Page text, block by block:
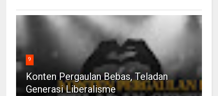
9
Konten Pergaulan Bebas, Teladan
Generasi Liberalisme